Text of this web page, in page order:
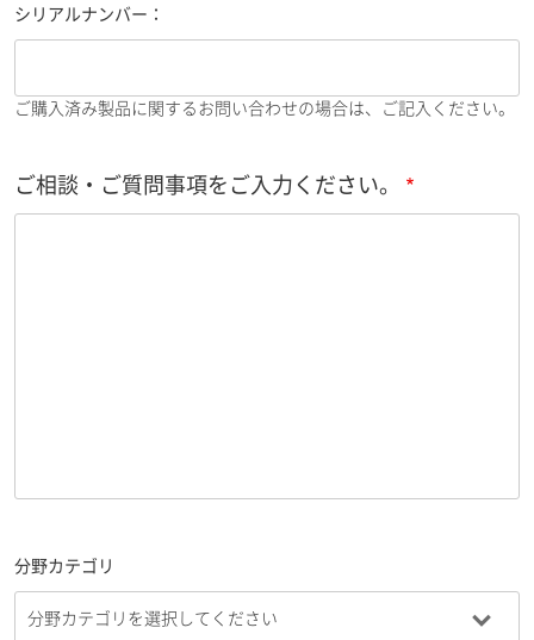
シリアルナンバー：
ご購入済み製品に関するお問い合わせの場合は、ご記入ください。
ご相談・ご質問事項をご入力ください。
分野カテゴリ